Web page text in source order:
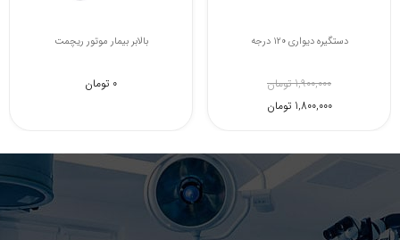
دستگیره دیواری 120 درجه
1,900,000 تومان
مکمل توالت فرنگی
6,300,000 تومان